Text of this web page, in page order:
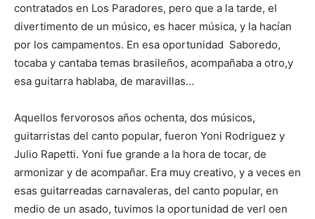
contratados en Los Paradores, pero que a la tarde, el
divertimento de un músico, es hacer música, y la hacían
por los campamentos. En esa oportunidad Saboredo,
tocaba y cantaba temas brasileños, acompañaba a otro,y
esa guitarra hablaba, de maravillas…
Aquellos fervorosos años ochenta, dos músicos,
guitarristas del canto popular, fueron Yoni Rodriguez y
Julio Rapetti. Yoni fue grande a la hora de tocar, de
armonizar y de acompañar. Era muy creativo, y a veces en
esas guitarreadas carnavaleras, del canto popular, en
medio de un asado, tuvimos la oportunidad de verl oen